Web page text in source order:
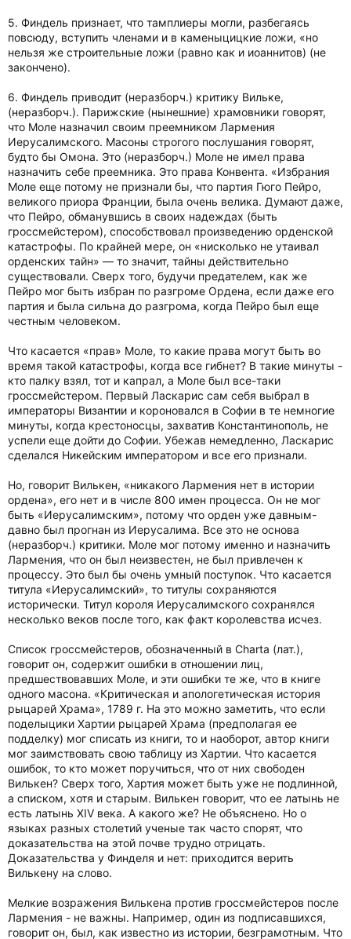
5. Финдель признает, что тамплиеры могли, разбегаясь
повсюду, вступить членами и в каменыцицкие ложи, «но
нельзя же строительные ложи (равно как и иоаннитов) (не
закончено).
6. Финдель приводит (неразборч.) критику Вильке,
(неразборч.). Парижские (нынешние) храмовники говорят,
что Моле назначил своим преемником Лармения
Иерусалимского. Масоны строгого послушания говорят,
будто бы Омона. Это (неразборч.) Моле не имел права
назначить себе преемника. Это права Конвента. «Избрания
Моле еще потому не признали бы, что партия Гюго Пейро,
великого приора Франции, была очень велика. Думают даже,
что Пейро, обманувшись в своих надеждах (быть
гроссмейстером), способствовал произведению орденской
катастрофы. По крайней мере, он «нисколько не утаивал
орденских тайн» — то значит, тайны действительно
существовали. Сверх того, будучи предателем, как же
Пейро мог быть избран по разгроме Ордена, если даже его
партия и была сильна до разгрома, когда Пейро был еще
честным человеком.
Что касается «прав» Моле, то какие права могут быть во
время такой катастрофы, когда все гибнет? В такие минуты -
кто палку взял, тот и капрал, а Моле был все-таки
гроссмейстером. Первый Ласкарис сам себя выбрал в
императоры Византии и короновался в Софии в те немногие
минуты, когда крестоносцы, захватив Константинополь, не
успели еще дойти до Софии. Убежав немедленно, Ласкарис
сделался Никейским императором и все его признали.
Но, говорит Вилькен, «никакого Лармения нет в истории
ордена», его нет и в числе 800 имен процесса. Он не мог
быть «Иерусалимским», потому что орден уже давным-
давно был прогнан из Иерусалима. Все это не основа
(неразборч.) критики. Моле мог потому именно и назначить
Лармения, что он был неизвестен, не был привлечен к
процессу. Это был бы очень умный поступок. Что касается
титула «Иерусалимский», то титулы сохраняются
исторически. Титул короля Иерусалимского сохранялся
несколько веков после того, как факт королевства исчез.
Список гроссмейстеров, обозначенный в Charta (лат.),
говорит он, содержит ошибки в отношении лиц,
предшествовавших Моле, и эти ошибки те же, что в книге
одного масона. «Критическая и апологетическая история
рыцарей Храма», 1789 г. На это можно заметить, что если
поделыцики Хартии рыцарей Храма (предполагая ее
подделку) мог списать из книги, то и наоборот, автор книги
мог заимствовать свою таблицу из Хартии. Что касается
ошибок, то кто может поручиться, что от них свободен
Вилькен? Сверх того, Хартия может быть уже не подлинной,
а списком, хотя и старым. Вилькен говорит, что ее латынь не
есть латынь XIV века. А какого же? Не объяснено. Но о
языках разных столетий ученые так часто спорят, что
доказательства на этой почве трудно отрицать.
Доказательства у Финделя и нет: приходится верить
Вилькену на слово.
Мелкие возражения Вилькена против гроссмейстеров после
Лармения - не важны. Например, один из подписавшихся,
говорит он, был, как известно из истории, безграмотным. Что